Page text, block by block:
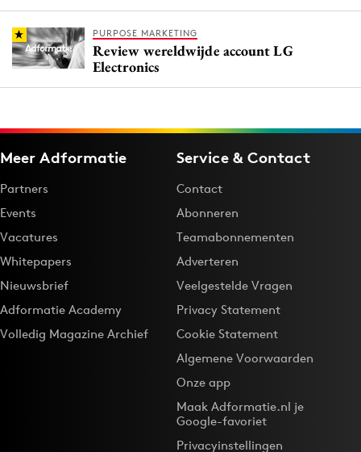
PURPOSE MARKETING
Review wereldwijde account LG
Electronics
Meer Adformatie
Partners
Events
Vacatures
Whitepapers
Nieuwsbrief
Adformatie Academy
Volledig Magazine Archief
Service & Contact
Contact
Abonneren
Teamabonnementen
Adverteren
Veelgestelde Vragen
Privacy Statement
Cookie Statement
Algemene Voorwaarden
Onze app
Maak Adformatie.nl je
Google-favoriet
Privacyinstellingen